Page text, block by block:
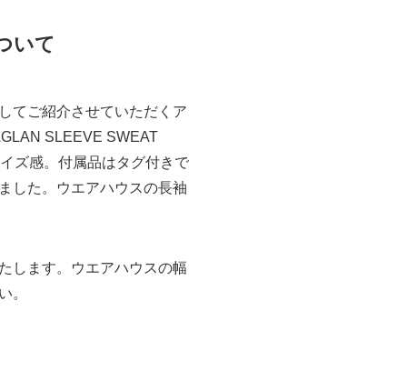
いて
てご紹介させていただくア
SLEEVE SWEAT
ズ感。付属品はタグ付きで
した。ウエアハウスの長袖
します。ウエアハウスの幅
。